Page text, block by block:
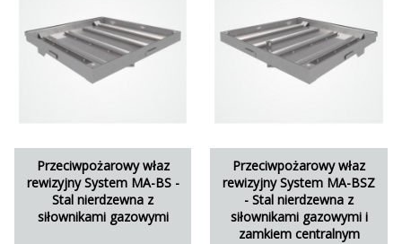
Przeciwpożarowy właz
rewizyjny System MA-BS -
Stal nierdzewna z
siłownikami gazowymi
Przeciwpożarowy właz
rewizyjny System MA-BSZ
- Stal nierdzewna z
siłownikami gazowymi i
zamkiem centralnym